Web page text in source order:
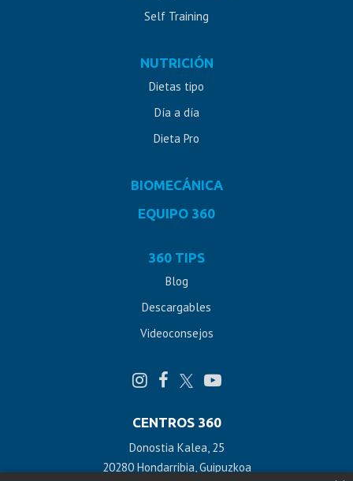
Self Training
NUTRICIÓN
Dietas tipo
Día a día
Dieta Pro
BIOMECÁNICA
EQUIPO 360
360 TIPS
Blog
Descargables
Videoconsejos
CENTROS 360
Donostia Kalea, 25
20280 Hondarribia, Guipuzkoa